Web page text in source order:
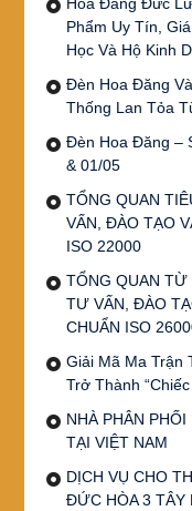
Phẩm Uy Tín,
Học Và Hộ Kinh
Đèn Hoa Đăng
Thống Lan Tỏa
Đèn Hoa Đăng –
& 01/05
TỔNG QUAN
VẤN, ĐÀO TẠO
ISO 22000
TỔNG QUAN TỪ
TƯ VẤN, ĐÀO
CHUẨN ISO
Giải Mã Ma Trận
Trở Thành
NHÀ PHÂN
TẠI VIỆT NAM
DỊCH VỤ CHO
ĐỨC HÒA 3 TÂY